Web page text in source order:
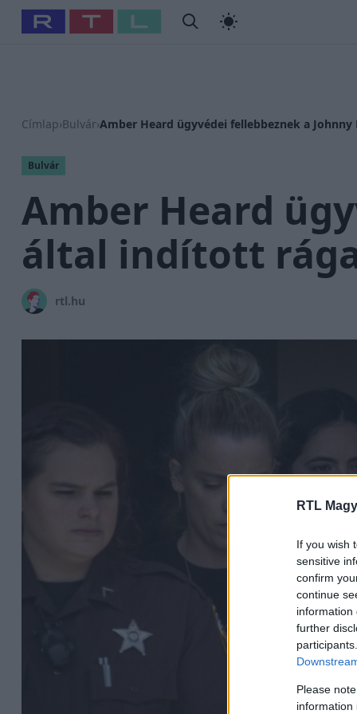
RTL
If you wish
sensitive
confirm
continue
information
further
Please
information
Babits Marcella #Szellő István #Most Wanted
Címlap›Bulvár›Amber Heard ügyvédei fellebbeznek a
Bulvár
Amber Heard
által indított
rtl.hu